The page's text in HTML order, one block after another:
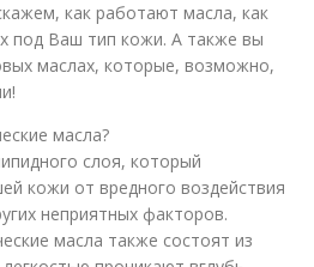
как работают масла, как
под Ваш тип кожи. А также вы
маслах, которые, возможно,
масла?
слоя, который
кожи от вредного воздействия
неприятных факторов.
масла также состоят из